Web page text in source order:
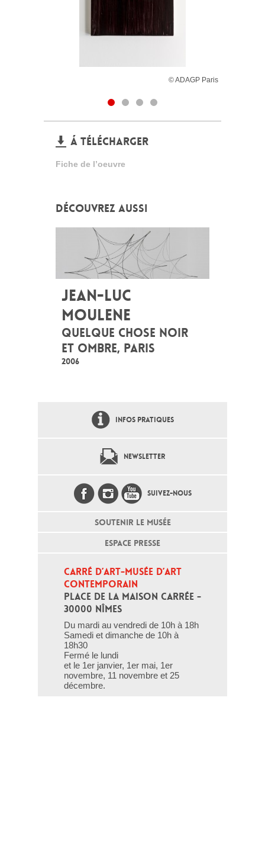
© ADAGP Paris
Á TÉLÉCHARGER
Fiche de l’oeuvre
DÉCOUVREZ AUSSI
JEAN-LUC
MOULENE
QUELQUE CHOSE NOIR
ET OMBRE, PARIS
2006
INFOS PRATIQUES
NEWSLETTER
SUIVEZ-NOUS
SOUTENIR LE MUSÉE
ESPACE PRESSE
CARRÉ D’ART-MUSÉE D’ART
CONTEMPORAIN
PLACE DE LA MAISON CARRÉE -
30000 NÎMES
Du mardi au vendredi de 10h à 18h
Samedi et dimanche de 10h à
18h30
Fermé le lundi
et le 1er janvier, 1er mai, 1er
novembre, 11 novembre et 25
décembre.